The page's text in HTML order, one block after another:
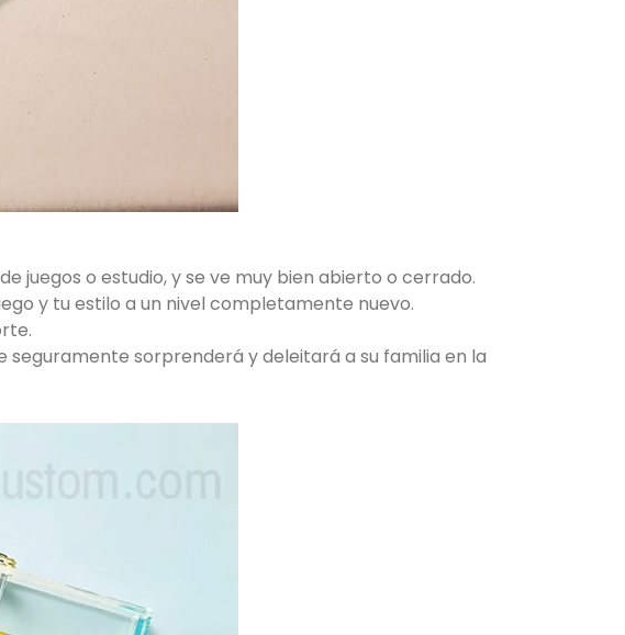
juegos o estudio, y se ve muy bien abierto o cerrado.
y tu estilo a un nivel completamente nuevo.
seguramente sorprenderá y deleitará a su familia en la